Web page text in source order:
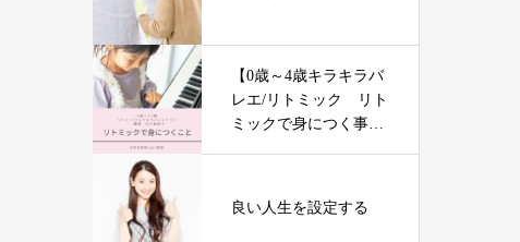
【0歳～4歳キラキラバ
レエ/リトミック リト
ミックで身につく事】
良い人生を設定する